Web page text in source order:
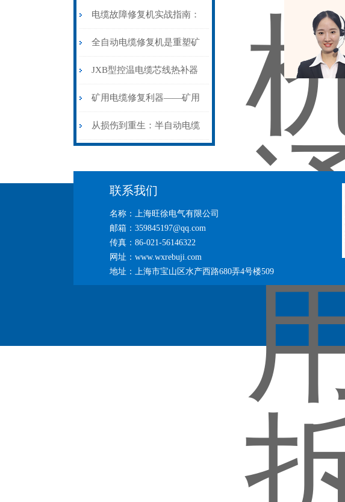
电缆故障修复机实战指南：
从“盲测”到“精确定点”的三
步作业法
全自动电缆修复机是重塑矿
山电力动脉的“智能外科医
生”
JXB型控温电缆芯线热补器
安装与接线：精准修复的工
艺基石
矿用电缆修复利器——矿用
电缆热补机智能控温，安全
从损伤到重生：半自动电缆
联系我们
名称：上海旺徐电气有限公司
邮箱：359845197@qq.com
传真：86-021-56146322
网址：www.wxrebuji.com
地址：上海市宝山区水产西路680弄4号楼509